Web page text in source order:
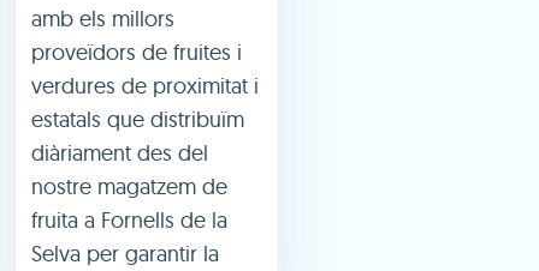
amb els millors
proveïdors de fruites i
verdures de proximitat i
estatals que distribuïm
diàriament des del
nostre magatzem de
fruita a Fornells de la
Selva per garantir la